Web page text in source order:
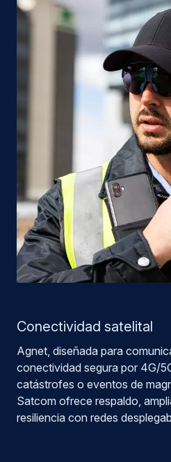
Conectividad satelital
Agnet, diseñada para
conectividad segura por 4G/
catástrofes o eventos de
Satcom ofrece respaldo,
resiliencia con redes